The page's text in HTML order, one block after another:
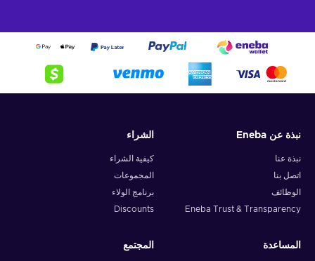
نبذة عن Eneba
نبذة عنا
اتصل بنا
الوظائف
Eneba Trust & Transparency
الشراء
كيفية الشراء
المجموعات
برنامج الولاء
Discounts
المساعدة المجتمع